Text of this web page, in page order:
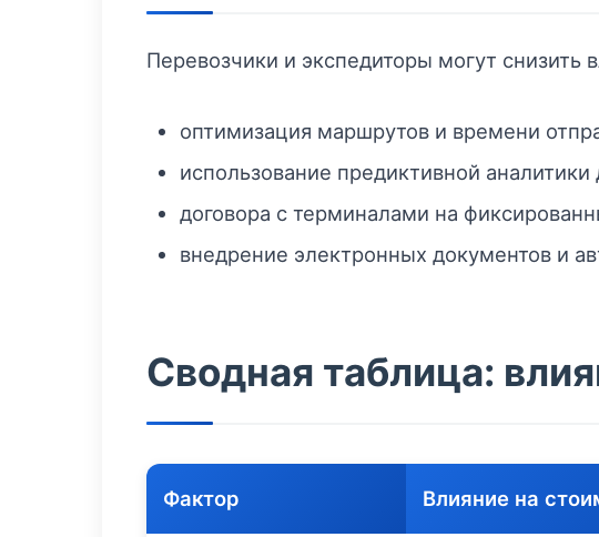
Перевозчики и экспедиторы могут
оптимизация маршрутов и времени
использование предиктивной
договора с терминалами на
внедрение электронных документов и
Сводная таблица:
Фактор Влияние на